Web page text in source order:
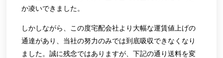
か凌いできました。
しかしながら、この度宅配会社より大幅な運賃値上げの
通達があり、当社の努力のみでは到底吸収できなくなり
ました。誠に残念ではありますが、下記の通り送料を変